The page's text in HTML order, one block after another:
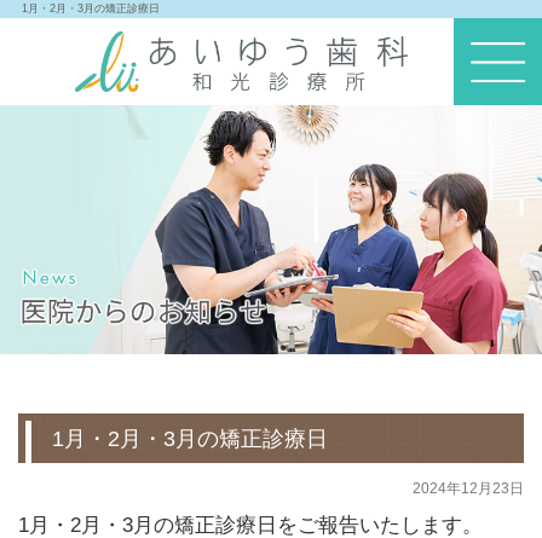
1月・2月・3月の矯正診療日
1月・2月・3月の矯正診療日
2024年12月23日
1月・2月・3月の矯正診療日をご報告いたします。